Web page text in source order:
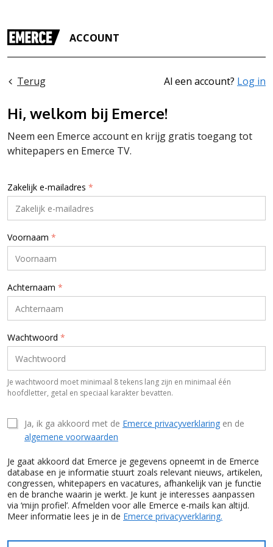
ACCOUNT
Terug Al een account? Log in
Hi, welkom bij Emerce!
Neem een Emerce account en krijg gratis toegang tot
whitepapers en Emerce TV.
Zakelijk e-mailadres *
Voornaam *
Achternaam *
Wachtwoord *
Je wachtwoord moet minimaal 8 tekens lang zijn en minimaal één
hoofdletter, getal en speciaal karakter bevatten.
Ja, ik ga akkoord met de Emerce privacyverklaring en de
algemene voorwaarden
Je gaat akkoord dat Emerce je gegevens opneemt in de Emerce
database en je informatie stuurt zoals relevant nieuws, artikelen,
congressen, whitepapers en vacatures, afhankelijk van je functie
en de branche waarin je werkt. Je kunt je interesses aanpassen
via ‘mijn profiel’. Afmelden voor alle Emerce e-mails kan altijd.
Meer informatie lees je in de Emerce privacyverklaring.